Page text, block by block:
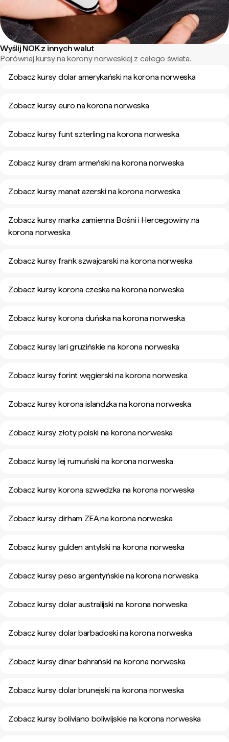
Wyślij NOK z innych walut
Porównaj kursy na korony norweskiej z całego świata.
Zobacz kursy dolar amerykański na korona norweska
Zobacz kursy euro na korona norweska
Zobacz kursy funt szterling na korona norweska
Zobacz kursy dram armeński na korona norweska
Zobacz kursy manat azerski na korona norweska
Zobacz kursy marka zamienna Bośni i Hercegowiny na
korona norweska
Zobacz kursy frank szwajcarski na korona norweska
Zobacz kursy korona czeska na korona norweska
Zobacz kursy korona duńska na korona norweska
Zobacz kursy lari gruzińskie na korona norweska
Zobacz kursy forint węgierski na korona norweska
Zobacz kursy korona islandzka na korona norweska
Zobacz kursy złoty polski na korona norweska
Zobacz kursy lej rumuński na korona norweska
Zobacz kursy korona szwedzka na korona norweska
Zobacz kursy dirham ZEA na korona norweska
Zobacz kursy gulden antylski na korona norweska
Zobacz kursy peso argentyńskie na korona norweska
Zobacz kursy dolar australijski na korona norweska
Zobacz kursy dolar barbadoski na korona norweska
Zobacz kursy dinar bahrański na korona norweska
Zobacz kursy dolar brunejski na korona norweska
Zobacz kursy boliviano boliwijskie na korona norweska